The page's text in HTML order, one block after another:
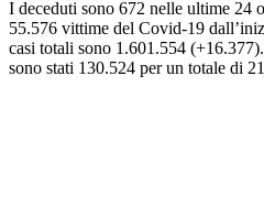
I deceduti sono 672 nelle ultime 24
55.576 vittime del Covid-19
casi totali sono 1.601.554
sono stati 130.524 per un totale di